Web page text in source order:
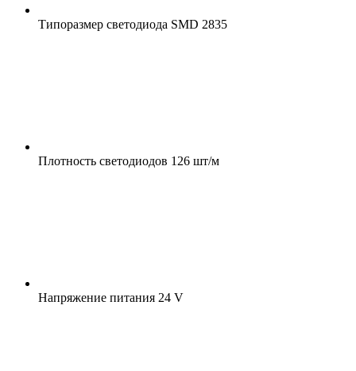
Типоразмер светодиода SMD 2835
Плотность светодиодов 126 шт/м
Напряжение питания 24 V